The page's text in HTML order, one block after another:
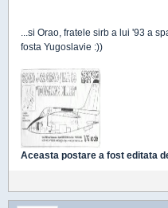
...si Orao, fratele sirb a lui '93 a
fosta Yugoslavie :))
Aceasta postare a fost editata